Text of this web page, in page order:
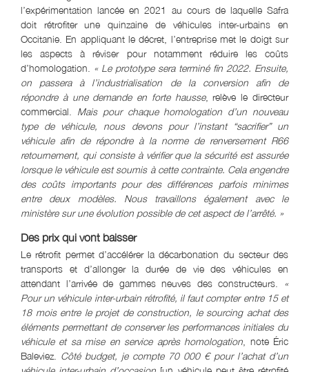
l’expérimentation lancée en 2021 au cours de laquelle Safra
doit rétrofiter une quinzaine de véhicules inter-urbains en
Occitanie. En appliquant le décret, l’entreprise met le doigt sur
les aspects à réviser pour notamment réduire les coûts
d’homologation. « Le prototype sera terminé fin 2022. Ensuite,
on passera à l’industrialisation de la conversion afin de
répondre à une demande en forte hausse, relève le directeur
commercial.
Mais pour chaque homologation d’un nouveau
type de véhicule, nous devons pour l’instant “sacrifier” un
véhicule afin de répondre à la norme de renversement R66
retournement, qui consiste à vérifier que la sécurité est assurée
lorsque le véhicule est soumis à cette contrainte. Cela engendre
des coûts importants pour des différences parfois minimes
entre deux modèles. Nous travaillons également avec le
ministère sur une évolution possible de cet aspect de l’arrêté. »
Des prix qui vont baisser
Le rétrofit permet d’accélérer la décarbonation du secteur des
transports et d’allonger la durée de vie des véhicules en
attendant l’arrivée de gammes neuves des constructeurs. «
Pour un véhicule inter-urbain rétrofité, il faut compter entre 15 et
18 mois entre le projet de construction, le sourcing achat des
éléments permettant de conserver les performances initiales du
véhicule et sa mise en service après homologation , note Éric
Baleviez.
Côté budget, je compte 70 000 € pour l’achat d’un